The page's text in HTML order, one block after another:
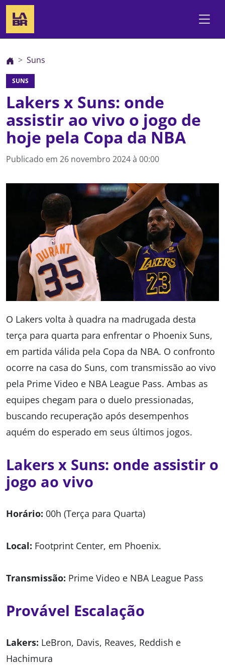
Suns
SUNS
Lakers x Suns: onde
assistir ao vivo o jogo de
hoje pela Copa da NBA
Publicado em 26 novembro 2024 à 00:00
O Lakers volta à quadra na madrugada desta
terça para quarta para enfrentar o Phoenix Suns,
em partida válida pela Copa da NBA. O confronto
ocorre na casa do Suns, com transmissão ao vivo
pela Prime Video e NBA League Pass. Ambas as
equipes chegam para o duelo pressionadas,
buscando recuperação após desempenhos
aquém do esperado em seus últimos jogos.
Lakers x Suns: onde assistir o
jogo ao vivo
Horário: 00h (Terça para Quarta)
Local: Footprint Center, em Phoenix.
Transmissão: Prime Video e NBA League Pass
Provável Escalação
Lakers: LeBron, Davis, Reaves, Reddish e
Hachimura